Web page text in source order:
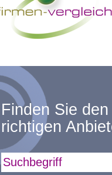
Finden Sie den
richtigen
Suchbegriff